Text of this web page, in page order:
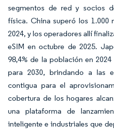
segmentos de red y socios
física. China superó los 1.000
2024, y los operadores allí
eSIM en octubre de 2025.
98,4% de la población en
para 2030, brindando a las
contigua para el
cobertura de los hogares
una plataforma de
inteligente e industriales que